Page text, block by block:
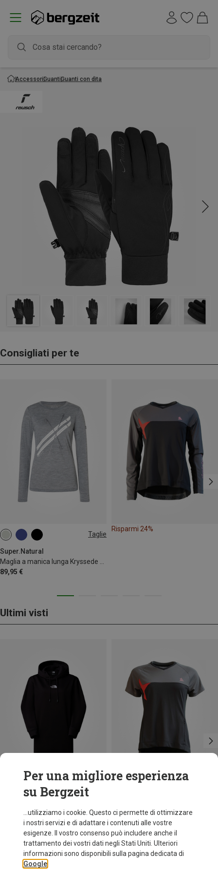
AccessoriGuantiGuanti con dita
Consigliati per te
Taglie
Super.Natural
89,95 €
XS S M
Risparmi 24%
Ultimi visti
Risparmi 41%
Per una migliore esperienza
su Bergzeit
...utilizziamo i cookie. Questo ci permette di ottimizzare
i nostri servizi e di adattare i contenuti alle vostre
esigenze. Il vostro consenso può includere anche il
trattamento dei vostri dati negli Stati Uniti. Ulteriori
informazioni sono disponibili sulla pagina dedicata di
Google